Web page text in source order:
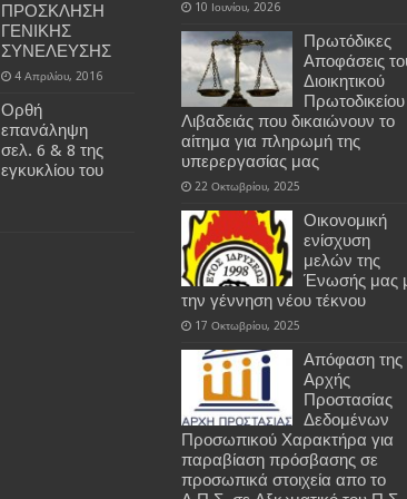
ΠΡΟΣΚΛΗΣΗ
ΓΕΝΙΚΗΣ
ΣΥΝΕΛΕΥΣΗΣ
4 Απριλίου, 2016
Ορθή
επανάληψη
σελ. 6 & 8 της
εγκυκλίου του
10 Ιουνίου, 2026
Πρωτόδικες
Αποφάσεις
Διοικητικού
Πρωτοδικείου
Λιβαδειάς που δικαιώνουν το
αίτημα για πληρωμή της
υπερεργασίας μας
22 Οκτωβρίου, 2025
Οικονομική
ενίσχυση
μελών της
Ένωσής μας
την γέννηση νέου τέκνου
17 Οκτωβρίου, 2025
Απόφαση της
Αρχής
Προστασίας
Δεδομένων
Προσωπικού Χαρακτήρα για
παραβίαση πρόσβασης σε
προσωπικά στοιχεία απο το